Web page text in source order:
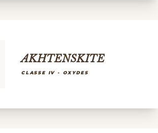
AKHTENSKITE
CLASSE IV - OXYDES